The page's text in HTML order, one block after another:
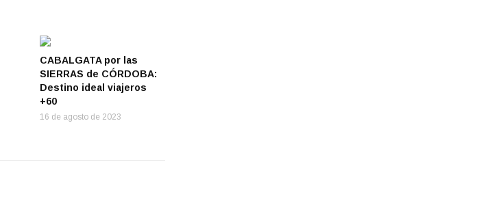
CABALGATA por las
SIERRAS de CÓRDOBA:
Destino ideal viajeros
+60
16 de agosto de 2023